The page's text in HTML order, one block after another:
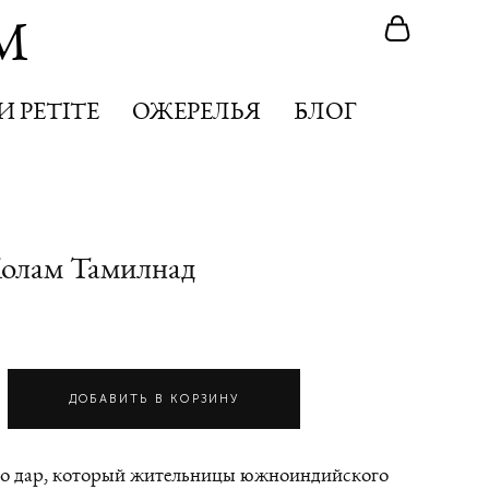
ОЖЕРЕЛЬЯ
БЛОГ
ОЖЕРЕЛЬЯ
БЛОГ
Тамилнад
ДОБАВИТЬ В КОРЗИНУ
дар, который жительницы южноиндийского